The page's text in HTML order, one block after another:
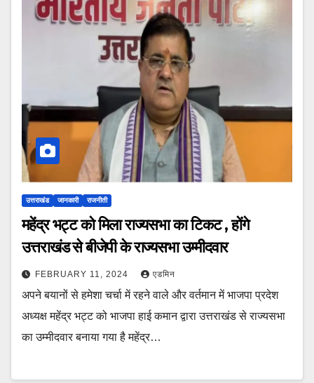
उत्तराखंड जानकारी राजनीती
महेंद्र भट्ट को मिला राज्यसभा का टिकट , होंगे
उत्तराखंड से बीजेपी के राज्यसभा उम्मीदवार
FEBRUARY 11, 2024 एडमिन
अपने बयानों से हमेशा चर्चा में रहने वाले और वर्तमान में भाजपा प्रदेश
अध्यक्ष महेंद्र भट्ट को भाजपा हाई कमान द्वारा उत्तराखंड से राज्यसभा
का उम्मीदवार बनाया गया है महेंद्र…